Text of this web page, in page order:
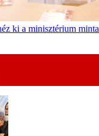
ki a minisztérium